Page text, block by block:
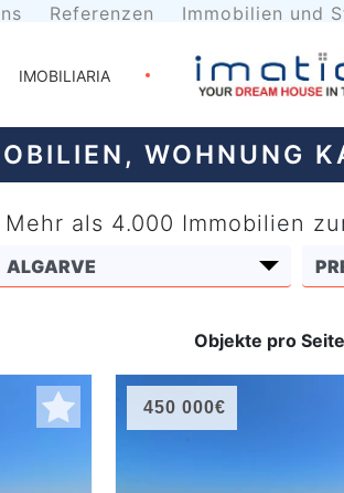
Referenzen Immobilien und
IMOBILIARIA
WOHNUNG
Mehr als 4.000 Immobilien
Objekte pro
450 000€